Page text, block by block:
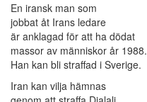
En iransk man som
jobbat åt Irans ledare
är anklagad för att ha dödat
massor av människor år 1988.
Han kan bli straffad i Sverige.
Iran kan vilja hämnas